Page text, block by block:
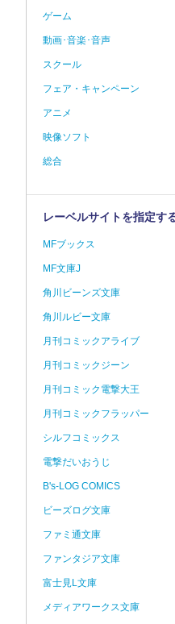
ゲーム
動画･音楽･音声
スクール
フェア・キャンペーン
アニメ
映像ソフト
総合
レーベルサイトを指定す
MFブックス
MF文庫J
角川ビーンズ文庫
角川ルビー文庫
月刊コミックアライブ
月刊コミックジーン
月刊コミック電撃大王
月刊コミックフラッパー
シルフコミックス
電撃だいおうじ
B's-LOG COMICS
ビーズログ文庫
ファミ通文庫
ファンタジア文庫
富士見L文庫
メディアワークス文庫